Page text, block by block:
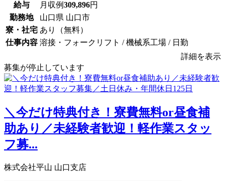
給与 月収例309,896円
勤務地
山口県 山口市
寮・社宅 あり（無料）
仕事内容 溶接・フォークリフト / 機械系工場 / 日勤
詳細を表示
募集が停止しています
＼今だけ特典付き！寮費無料or昼食補
助あり／未経験者歓迎！軽作業スタッ
フ募...
株式会社平山 山口支店